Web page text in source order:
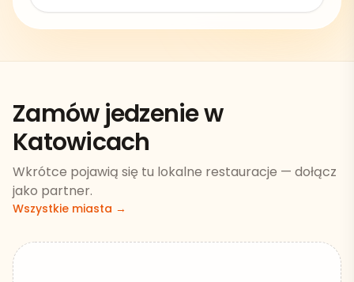
Zamów jedzenie w
Katowicach
Wkrótce pojawią się tu lokalne restauracje — dołącz
jako partner.
Wszystkie miasta →